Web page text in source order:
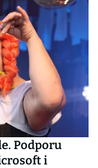
Podporu
i